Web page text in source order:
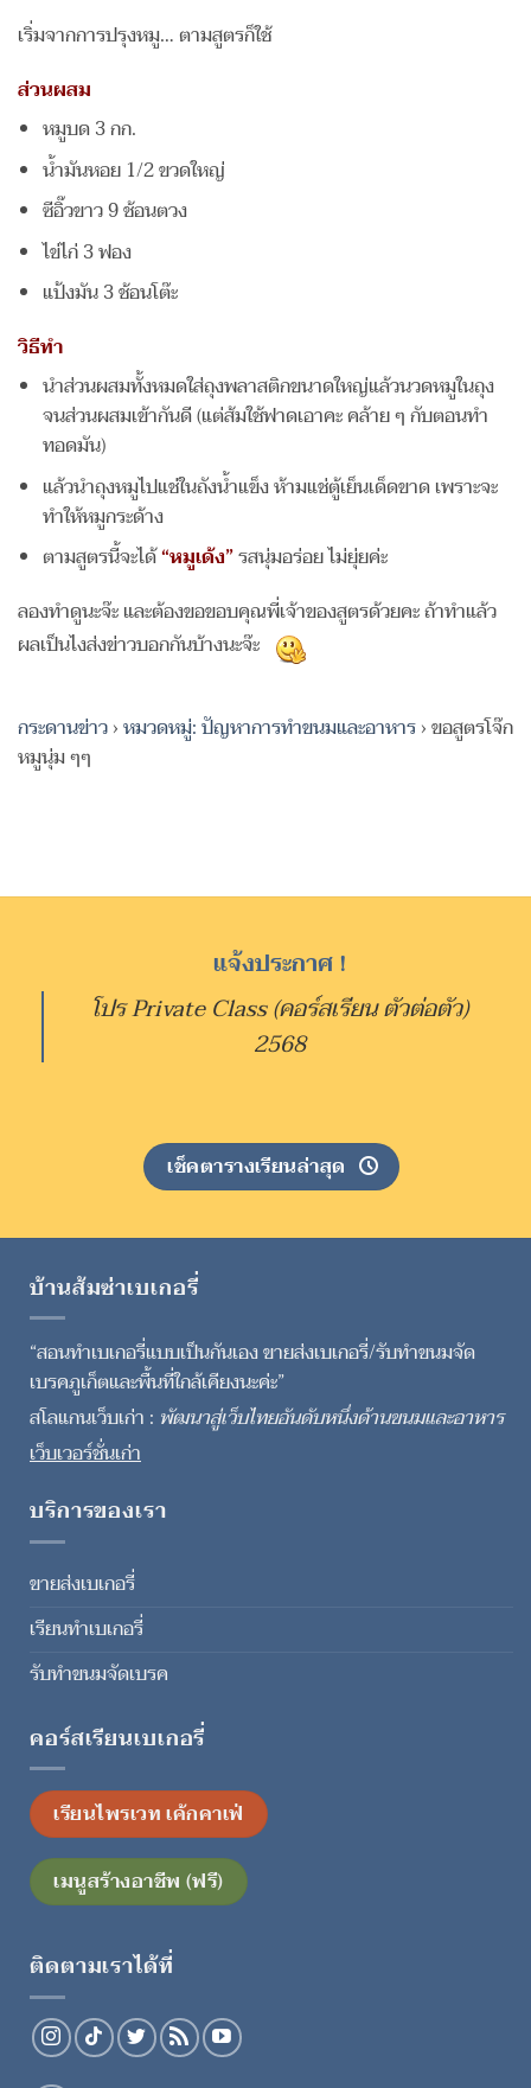
เริ่มจากการปรุงหมู… ตามสูตรก็ใช้
ส่วนผสม
หมูบด 3 กก.
น้ำมันหอย 1/2 ขวดใหญ่
ซีอิ๊วขาว 9 ช้อนตวง
ไข่ไก่ 3 ฟอง
แป้งมัน 3 ช้อนโต๊ะ
วิธีทำ
นำส่วนผสมทั้งหมดใส่ถุงพลาสติกขนาดใหญ่แล้วนวดหมูในถุง
จนส่วนผสมเข้ากันดี (แต่ส้มใช้ฟาดเอาคะ คล้าย ๆ กับตอนทำ
ทอดมัน)
แล้วนำถุงหมูไปแช่ในถังน้ำแข็ง ห้ามแช่ตู้เย็นเด็ดขาด เพราะจะ
ทำให้หมูกระด้าง
ตามสูตรนี้จะได้“หมูเด้ง”รสนุ่มอร่อย ไม่ยุ่ยค่ะ
ลองทำดูนะจ๊ะ และต้องขอขอบคุณพี่เจ้าของสูตรด้วยคะ ถ้าทำแล้ว
ผลเป็นไงส่งข่าวบอกกันบ้างนะจ๊ะ
กระดานข่าว›หมวดหมู่: ปัญหาการทำขนมและอาหาร›ขอสูตรโจ๊ก
หมูนุ่ม ๆๆ
แจ้งประกาศ !
โปร Private Class (คอร์สเรียน ตัวต่อตัว)
2568
เช็คตารางเรียนล่าสุด
บ้านส้มซ่าเบเกอรี่
“สอนทำเบเกอรี่แบบเป็นกันเอง ขายส่งเบเกอรี่/รับทำขนมจัด
เบรคภูเก็ตและพื้นที่ใกล้เคียงนะค่ะ”
สโลแกนเว็บเก่า : พัฒนาสู่เว็บไทยอันดับหนึ่งด้านขนมและอาหาร
เว็บเวอร์ชั่นเก่า
บริการของเรา
ขายส่งเบเกอรี่
เรียนทำเบเกอรี่
รับทำขนมจัดเบรค
คอร์สเรียนเบเกอรี่
เรียนไพรเวท เค้กคาเฟ่
เมนูสร้างอาชีพ (ฟรี)
ติดตามเราได้ที่